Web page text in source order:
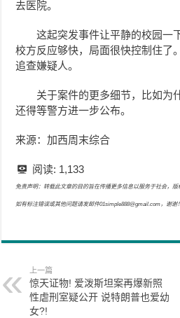
去医院。
这起突发事件让平静的校园一
校方反应够快，局面很快控制住了
追查嫌疑人。
关于案件的更多细节，比如为
还得等警方进一步公布。
来源：加西周末综合
阅读: 1,133
免责声明：转载此文章的目的旨在传播更多信息以服务于社会，版
如有标注错误或其他问题请发邮件01simple888@gmail.com，谢谢！
上一篇
惊天证物! 爱泼斯坦案再爆新照
性虐刑室疑公开 说特朗普也爱幼
女?!